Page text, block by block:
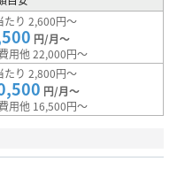
たり 2,600円～
円/月～
用他 22,000円～
たり 2,800円～
円/月～
用他 16,500円～